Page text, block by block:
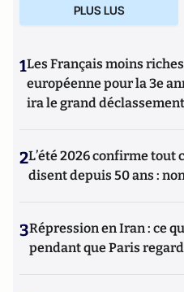
PLUS LUS
1Les Français moins
européenne pour la 3e
ira le grand
2L’été 2026 confirme tout
disent depuis 50 ans :
3Répression en Iran : ce
pendant que Paris